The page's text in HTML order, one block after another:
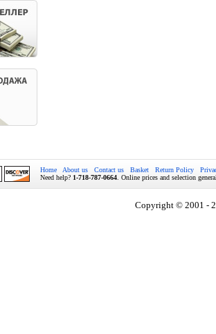
Home About us Contact us Basket Return Policy
Need help? 1-718-787-0664 . Online prices and selection
Copyright © 2001 -